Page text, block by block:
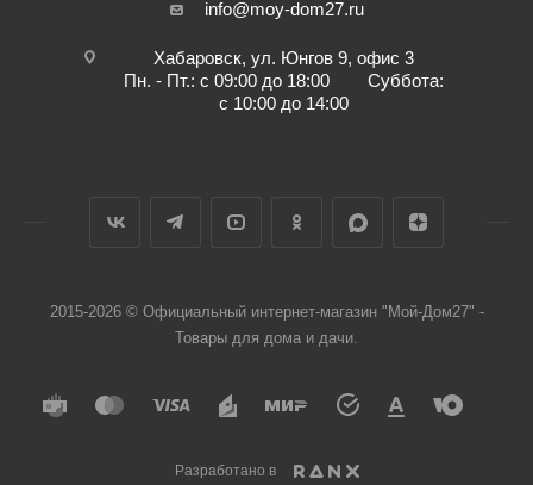
info@moy-dom27.ru
Хабаровск, ул. Юнгов 9, офис 3
Пн. - Пт.: с 09:00 до 18:00 Суббота:
с 10:00 до 14:00
2015-2026 © Официальный интернет-магазин "Мой-Дом27" -
Товары для дома и дачи.
Разработано в